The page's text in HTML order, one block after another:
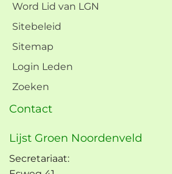
Word Lid van LGN
Sitebeleid
Sitemap
Login Leden
Zoeken
Contact
Lijst Groen Noordenveld
Secretariaat: